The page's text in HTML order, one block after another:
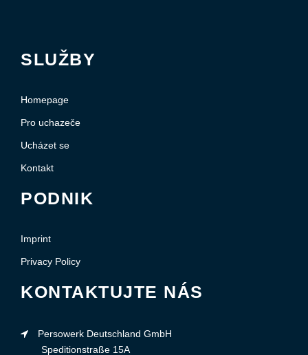
SLUŽBY
Homepage
Pro uchazeče
Ucházet se
Kontakt
PODNIK
Imprint
Privacy Policy
KONTAKTUJTE NÁS
Persowerk Deutschland GmbH
Speditionstraße 15A